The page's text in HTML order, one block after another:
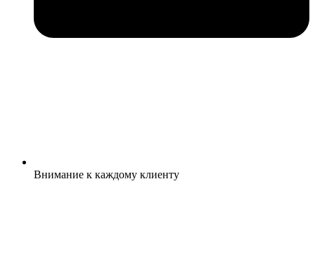
Внимание к каждому клиенту